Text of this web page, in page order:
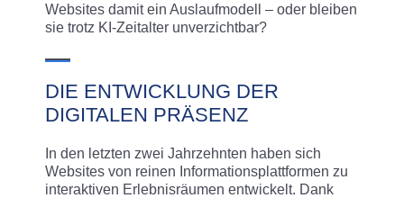
Websites damit ein Auslaufmodell – oder bleiben
sie trotz KI-Zeitalter unverzichtbar?
DIE ENTWICKLUNG DER
DIGITALEN PRÄSENZ
In den letzten zwei Jahrzehnten haben sich
Websites von reinen Informationsplattformen zu
interaktiven Erlebnisräumen entwickelt. Dank